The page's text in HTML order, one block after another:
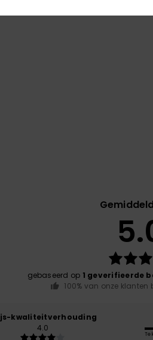
gebaseerd op 1 geverifieerde
100% van onze
kwaliteitverhouding
4.0
Te